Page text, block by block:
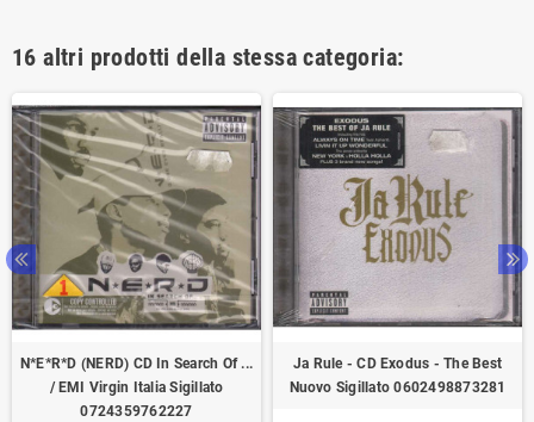
16 altri prodotti della stessa categoria:
N*E*R*D (NERD) CD In Search Of ...
/ EMI Virgin ‎Italia Sigillato
0724359762227
Ja Rule - CD Exodus - The Best
Nuovo Sigillato 0602498873281